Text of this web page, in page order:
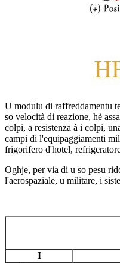
U modulu di raffreddamentu
so velocità di reazione, hè
colpi, a resistenza à i colpi,
campi di l'equipaggiamenti
frigorifero d'hotel,
Oghje, per via di u so pesu
l'aerospaziale, u militare, i
I